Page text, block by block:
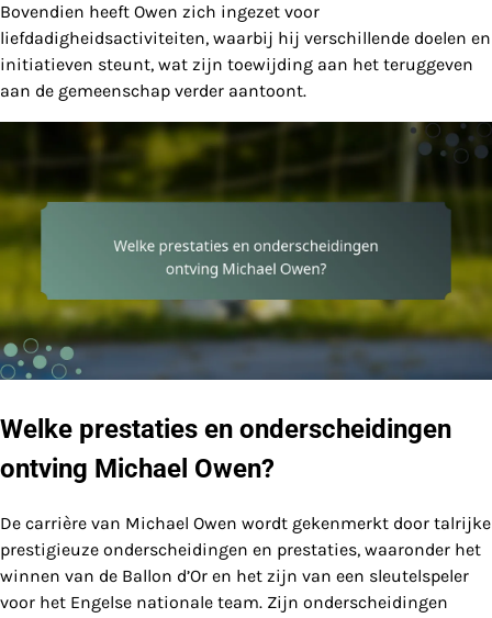
Bovendien heeft Owen zich ingezet voor
liefdadigheidsactiviteiten, waarbij hij verschillende doelen en
initiatieven steunt, wat zijn toewijding aan het teruggeven
aan de gemeenschap verder aantoont.
Welke prestaties en onderscheidingen
ontving Michael Owen?
De carrière van Michael Owen wordt gekenmerkt door talrijke
prestigieuze onderscheidingen en prestaties, waaronder het
winnen van de Ballon d’Or en het zijn van een sleutelspeler
voor het Engelse nationale team. Zijn onderscheidingen